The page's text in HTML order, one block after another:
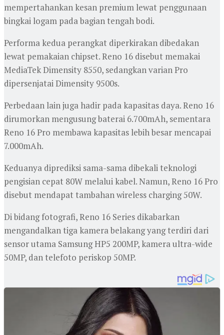
mempertahankan kesan premium lewat penggunaan
bingkai logam pada bagian tengah bodi.
Performa kedua perangkat diperkirakan dibedakan
lewat pemakaian chipset. Reno 16 disebut memakai
MediaTek Dimensity 8550, sedangkan varian Pro
dipersenjatai Dimensity 9500s.
Perbedaan lain juga hadir pada kapasitas daya. Reno 16
dirumorkan mengusung baterai 6.700mAh, sementara
Reno 16 Pro membawa kapasitas lebih besar mencapai
7.000mAh.
Keduanya diprediksi sama-sama dibekali teknologi
pengisian cepat 80W melalui kabel. Namun, Reno 16 Pro
disebut mendapat tambahan wireless charging 50W.
Di bidang fotografi, Reno 16 Series dikabarkan
mengandalkan tiga kamera belakang yang terdiri dari
sensor utama Samsung HP5 200MP, kamera ultra-wide
50MP, dan telefoto periskop 50MP.